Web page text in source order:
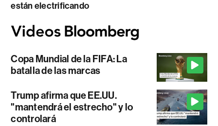
están electrificando
Copa Mundial de la FIFA: La
batalla de las marcas
Trump afirma que EE.UU.
"mantendrá el estrecho" y lo
controlará